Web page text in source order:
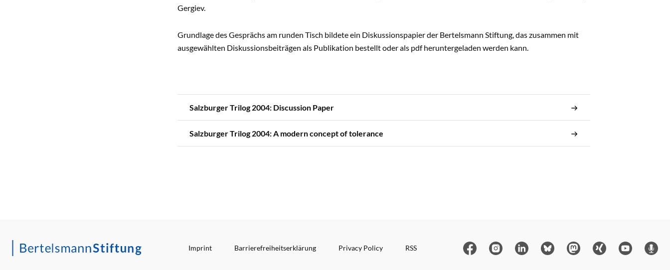
Gergiev.
Grundlage des Gesprächs am runden Tisch bildete ein Diskussionspapier der Bertelsmann Stiftung, das zusammen mit
ausgewählten Diskussionsbeiträgen als Publikation bestellt oder als pdf heruntergeladen werden kann.
Salzburger Trilog 2004: Discussion Paper
Salzburger Trilog 2004: A modern concept of tolerance
Imprint Barrierefreiheitserklärung Privacy Policy RSS